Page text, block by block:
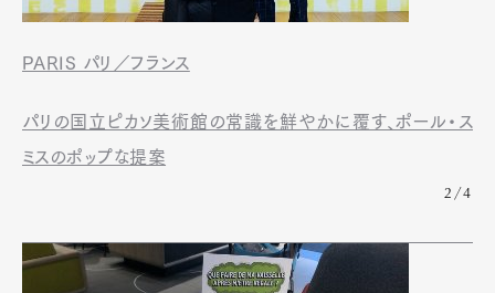
PARIS パリ／フランス
パリの国立ピカソ美術館の常識を鮮やかに覆す、ポール・ス
ミスのポップな提案
2/4